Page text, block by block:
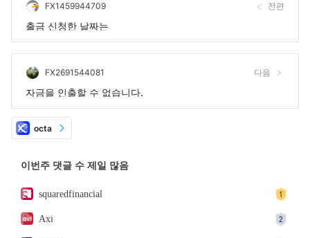
FX1459944709 전편
출금 신청한 날짜는
FX2691544081 다음
자금을 인출할 수 없습니다.
octa
이번주 댓글 수 제일 많음
squaredfinancial
Axi